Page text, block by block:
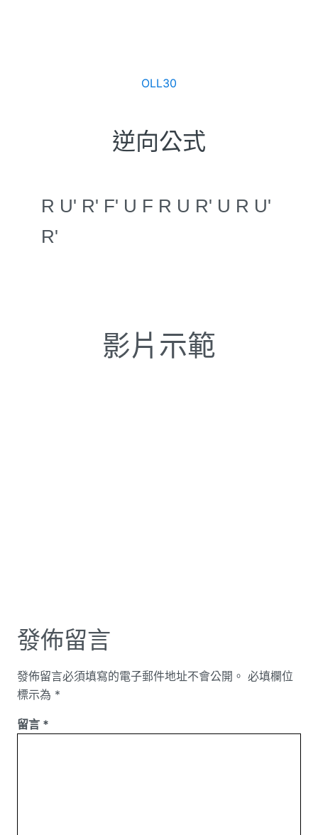
OLL30
逆向公式
R U' R' F' U F R U R' U R U'
R'
影片示範
發佈留言
發佈留言必須填寫的電子郵件地址不會公開。 必填欄位
標示為 *
留言 *